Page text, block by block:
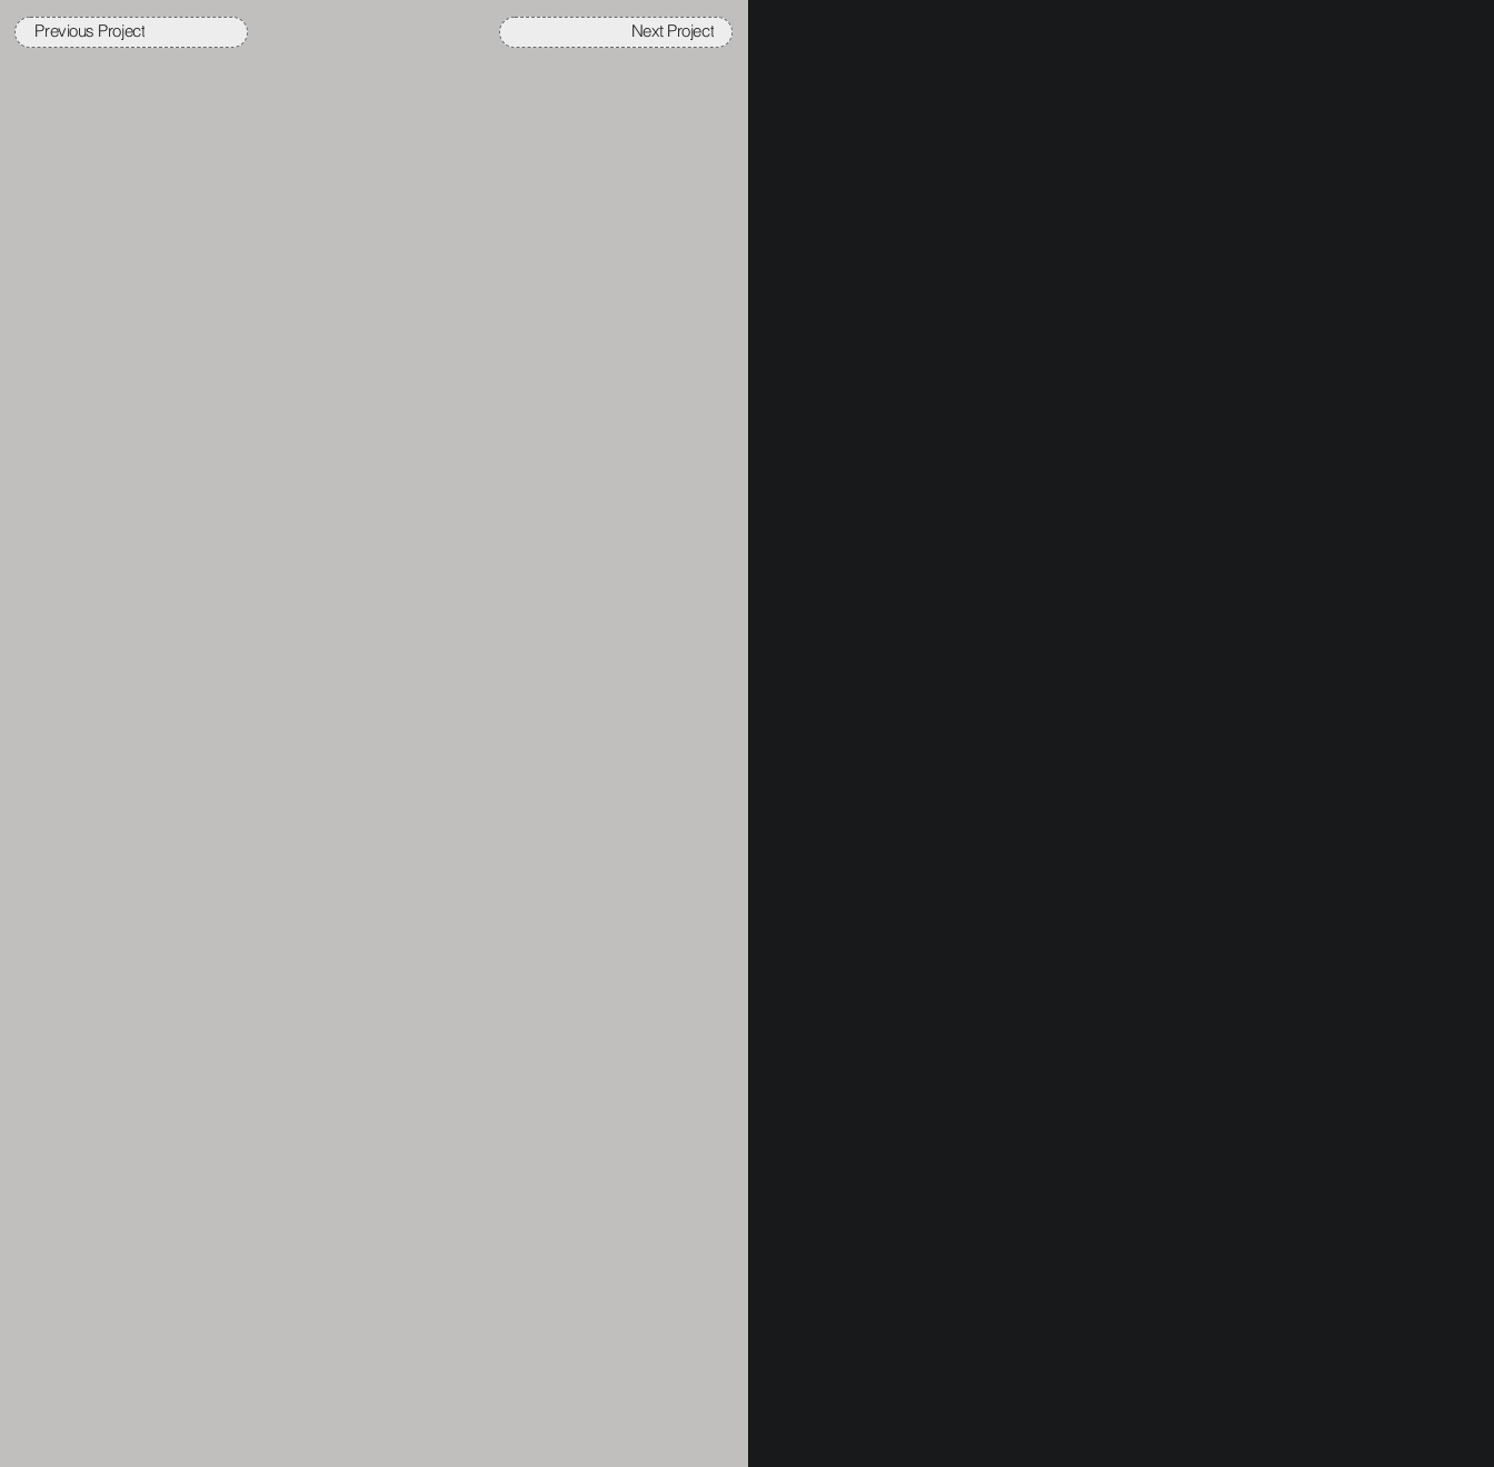
Previous Project Next Project